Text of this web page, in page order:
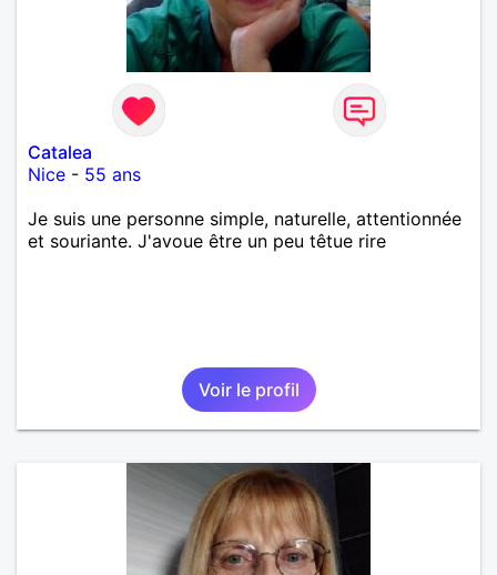
Catalea
Nice - 55 ans
Je suis une personne simple, naturelle, attentionnée
et souriante. J'avoue être un peu têtue rire
Voir le profil